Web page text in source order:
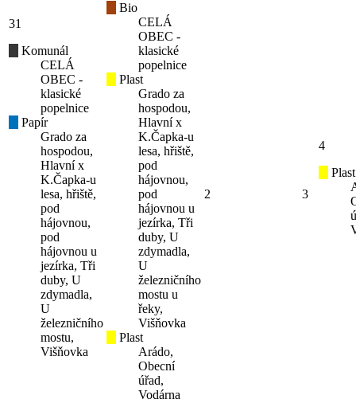
31
Komunál
CELÁ
OBEC -
klasické
popelnice
Papír
Grado za
hospodou,
Hlavní x
K.Čapka-u
lesa, hřiště,
pod
hájovnou,
pod
hájovnou u
jezírka, Tři
duby, U
zdymadla,
U
železničního
mostu,
Višňovka
Bio
CELÁ
OBEC -
klasické
popelnice
Plast
Grado za
hospodou,
Hlavní x
K.Čapka-u
lesa, hřiště,
pod
hájovnou,
pod
hájovnou u
jezírka, Tři
duby, U
zdymadla,
U
železničního
mostu u
řeky,
Višňovka
Plast
Arádo,
Obecní
úřad,
Vodárna
2 3
4
Plast